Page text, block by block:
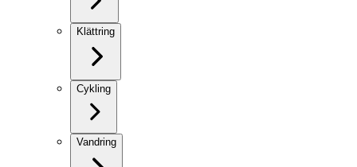
Klättring
Cykling
Vandring